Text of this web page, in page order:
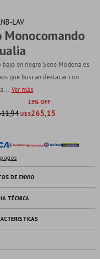
Monocomando
LAV
en negro Serie Modena es
que buscan destacar con
Ver más
15
U$S265,15
DE ENVIO
TÉCNICA